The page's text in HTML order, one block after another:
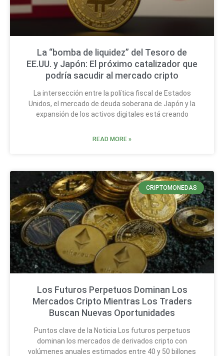
La “bomba de liquidez” del Tesoro de
EE.UU. y Japón: El próximo catalizador que
podría sacudir al mercado cripto
La intersección entre la política fiscal de Estados
Unidos, el mercado de deuda soberana de Japón y la
expansión de los activos digitales está creando
READ MORE »
CRIPTOMONEDAS
Los Futuros Perpetuos Dominan Los
Mercados Cripto Mientras Los Traders
Buscan Nuevas Oportunidades
Puntos clave de la Noticia Los futuros perpetuos
dominan los mercados de derivados cripto con
volúmenes anuales estimados entre 40 y 50 billones